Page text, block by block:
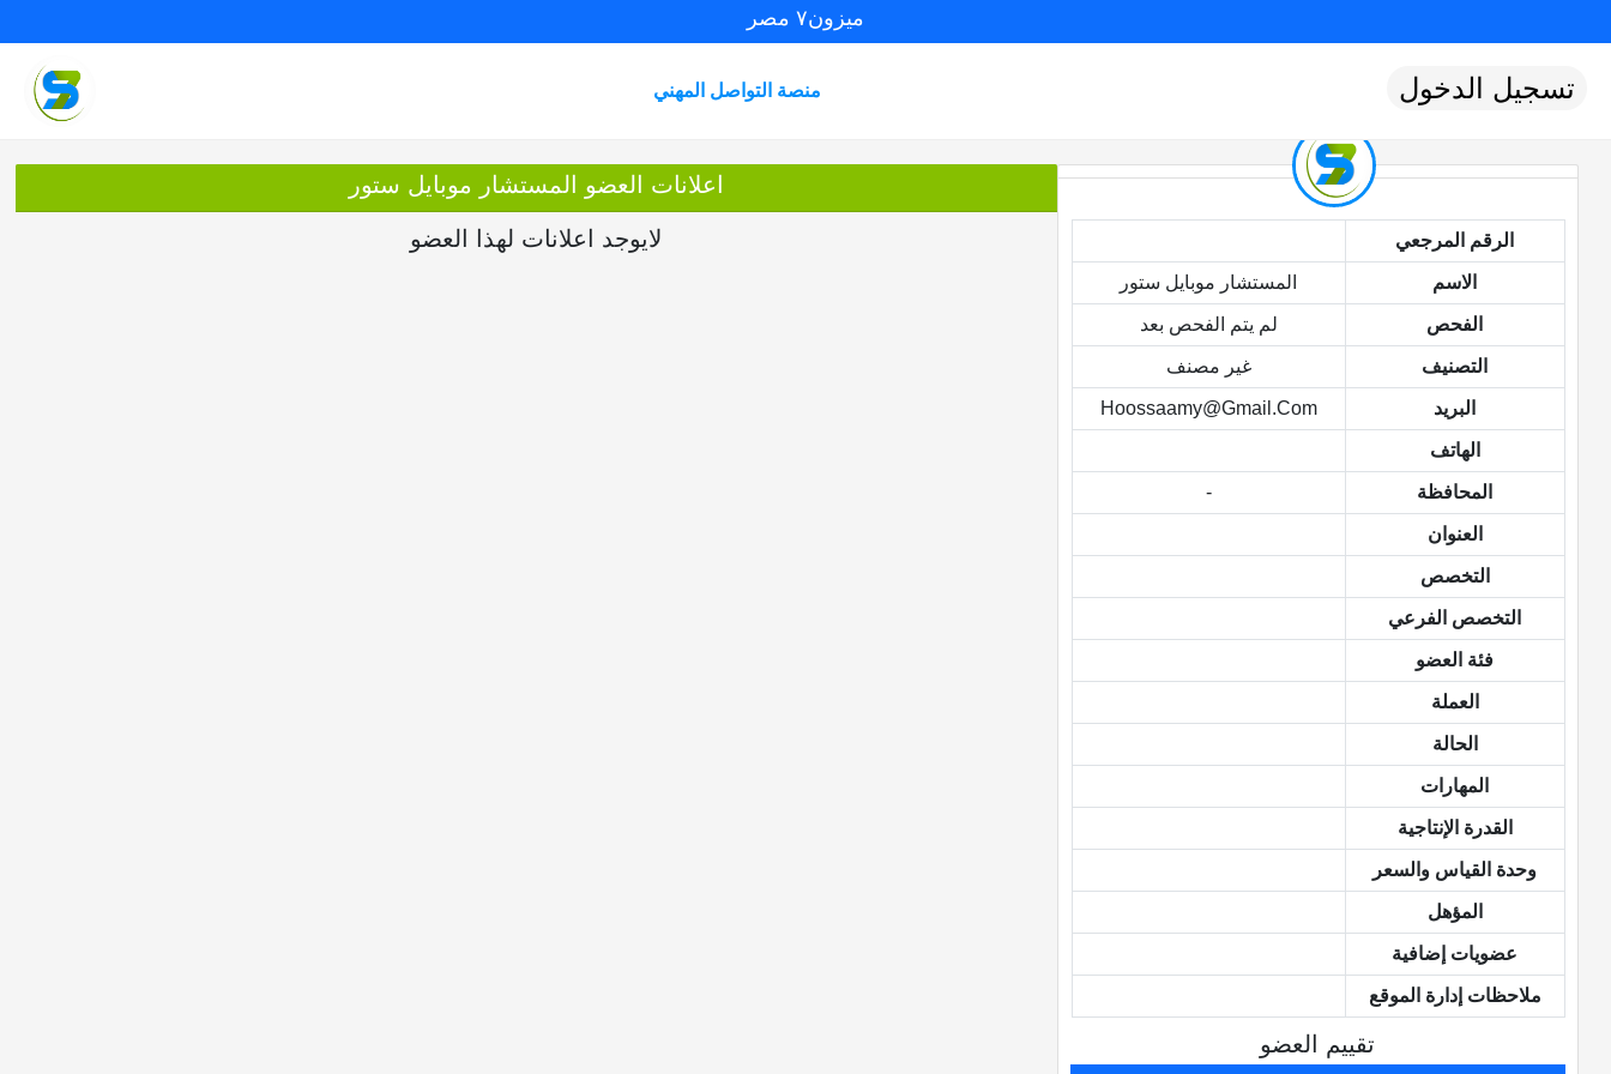
ميزون٧ مصر
منصة التواصل المهني تسجيل الدخول
الرقم المرجعي
الاسم المستشار موبايل ستور
الفحص لم يتم الفحص بعد
التصنيف غير مصنف
البريد Hoossaamy@gmail.com
الهاتف
المحافظة -
العنوان
التخصص
التخصص الفرعي
فئة العضو
العملة
الحالة
المهارات
القدرة الإنتاجية
وحدة القياس والسعر
المؤهل
عضويات إضافية
ملاحظات إدارة الموقع
تقييم العضو
اعلانات العضو المستشار موبايل ستور
لايوجد اعلانات لهذا العضو